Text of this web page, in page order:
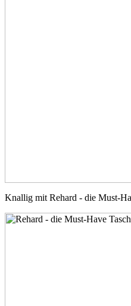
Knallig mit Rehard - die Must-